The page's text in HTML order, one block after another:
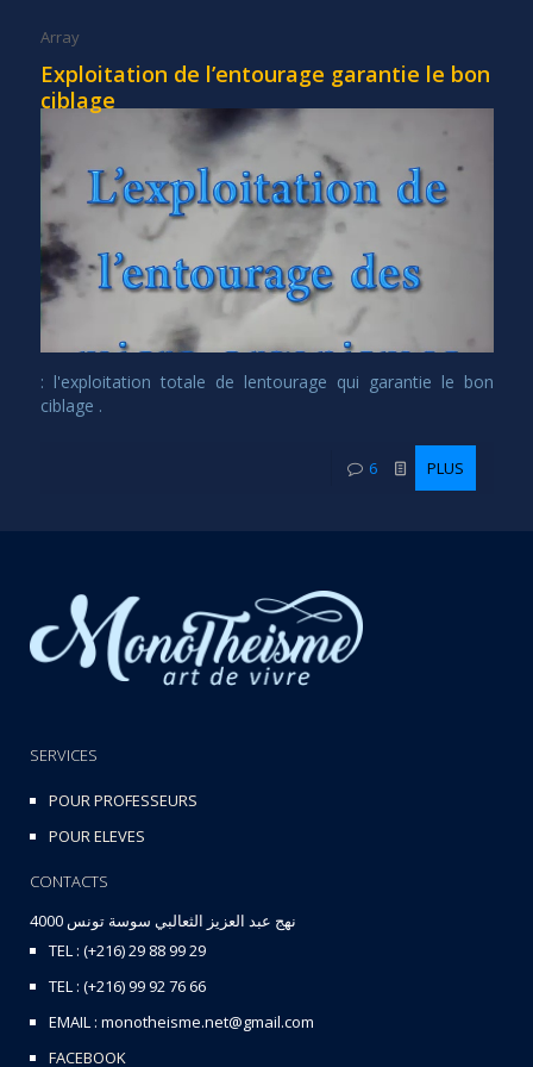
Array
Exploitation de l’entourage garantie le bon
ciblage
: l'exploitation totale de lentourage qui garantie le bon
ciblage .
6 PLUS
SERVICES
POUR PROFESSEURS
POUR ELEVES
CONTACTS
نهج عبد العزيز الثعالبي سوسة تونس 4000
TEL : (+216) 29 88 99 29
TEL : (+216) 99 92 76 66
EMAIL : monotheisme.net@gmail.com
FACEBOOK